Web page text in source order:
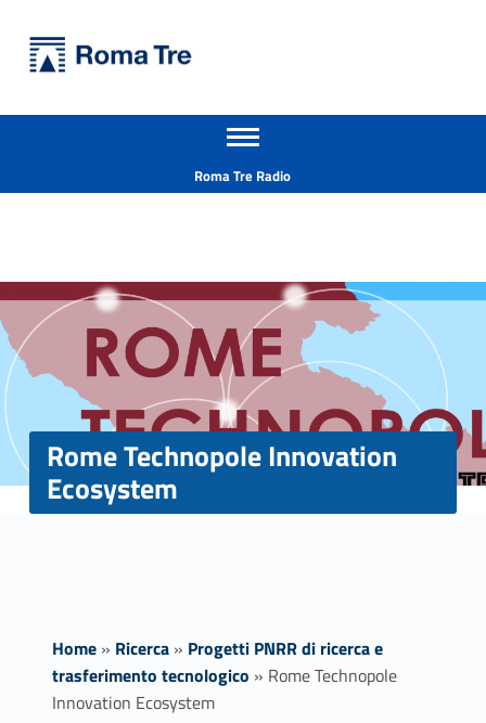
Rome Technopole Innovation Ecosystem - Università Roma Tre
Apri il menu secondario
Roma Tre Radio
Rome Technopole Innovation
Ecosystem
Home» Ricerca» Progetti PNRR di ricerca e
trasferimento tecnologico » Rome Technopole
Innovation Ecosystem